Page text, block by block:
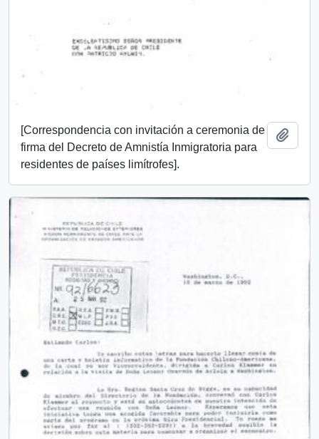
[Correspondencia con invitación a ceremonia de
firma del Decreto de Amnistía Inmigratoria para
residentes de países limítrofes].